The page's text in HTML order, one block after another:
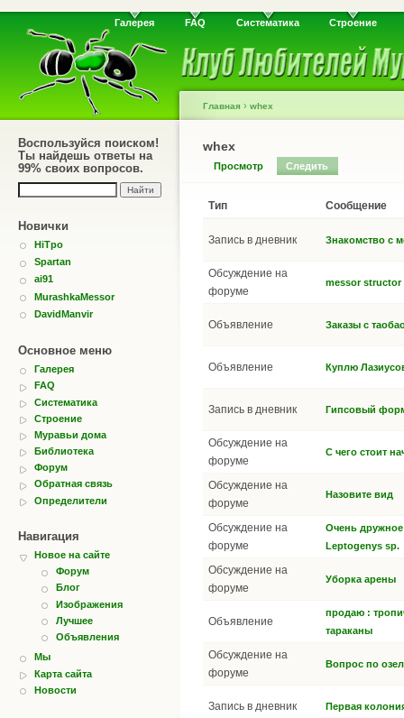
Галерея FAQ Систематика Строение
Воспользуйся поиском!
Ты найдешь ответы на
99% своих вопросов.
Новички
HiTpo
Spartan
ai91
MurashkaMessor
DavidManvir
Основное меню
Галерея
FAQ
Систематика
Строение
Муравьи дома
Библиотека
Форум
Обратная связь
Определители
Навигация
Новое на сайте
Форум
Блог
Изображения
Лучшее
Объявления
Мы
Карта сайта
Новости
Главная › whex
whex
Просмотр Следить
Тип Сообщение
Запись в дневник Знакомство с
Обсуждение на
форуме
messor structor
Объявление Заказы с
Объявление Куплю
Запись в дневник Гипсовый
Обсуждение на
форуме
C чего стоит
Обсуждение на
форуме
Назовите вид
Обсуждение на
форуме
Очень
Leptogenys sp.
Обсуждение на
форуме
Уборка арены
Объявление
продаю :
тараканы
Обсуждение на
форуме
Вопрос по
Запись в дневник Первая